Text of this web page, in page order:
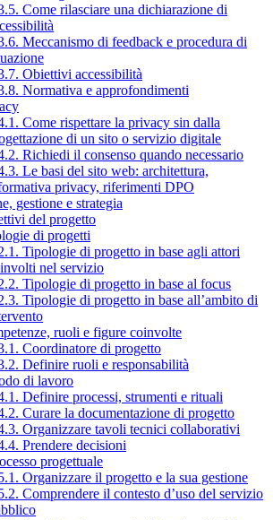
Come rilasciare una dichiarazione di
Meccanismo di feedback e procedura di
Obiettivi accessibilità
Normativa e approfondimenti
Come rispettare la privacy sin dalla
di un sito o servizio digitale
Richiedi il consenso quando necessario
Le basi del sito web: architettura,
privacy, riferimenti DPO
gestione e strategia
del progetto
di progetti
Tipologie di progetto in base agli attori
nel servizio
Tipologie di progetto in base al focus
Tipologie di progetto in base all’ambito di
ruoli e figure coinvolte
Coordinatore di progetto
Definire ruoli e responsabilità
di lavoro
Definire processi, strumenti e rituali
Curare la documentazione di progetto
Organizzare tavoli tecnici collaborativi
Prendere decisioni
progettuale
Organizzare il progetto e la sua gestione
Comprendere il contesto d’uso del servizio